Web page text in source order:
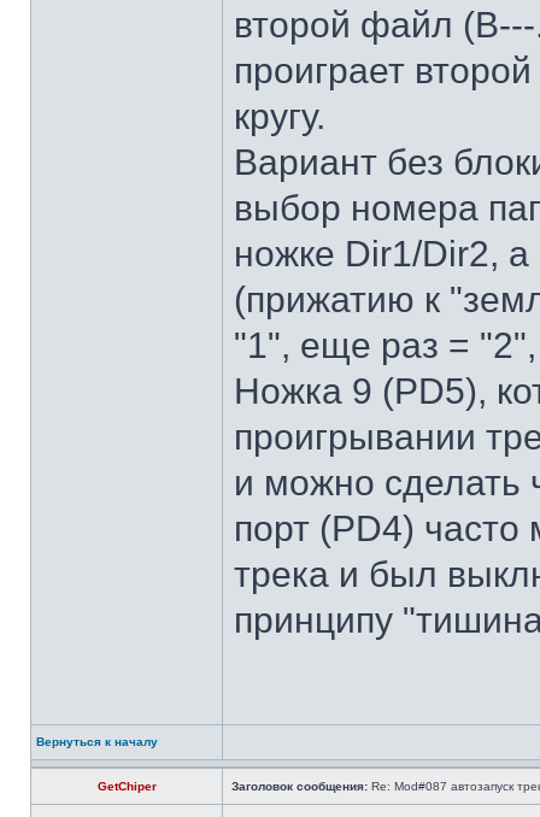
второй файл
проиграет
кругу.
Вариант без
выбор номера
ножке Dir1/Dir2,
(прижатию к
"1", еще раз =
Ножка 9 (PD5),
проигрывании
и можно сделать
порт (PD4)
трека и был
принципу
Вернуться к началу
GetChiper Заголовок сообщения: Re: Mod#087 автозапуск